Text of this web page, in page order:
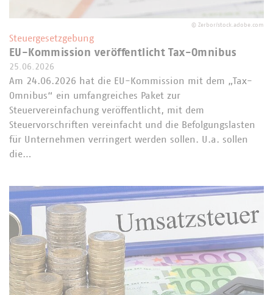
© Zerbor/stock.adobe.com
Steuergesetzgebung
EU-Kommission veröffentlicht Tax-Omnibus
25.06.2026
Am 24.06.2026 hat die EU-Kommission mit dem „Tax-
Omnibus“ ein umfangreiches Paket zur
Steuervereinfachung veröffentlicht, mit dem
Steuervorschriften vereinfacht und die Befolgungslasten
für Unternehmen verringert werden sollen. U.a. sollen
die…